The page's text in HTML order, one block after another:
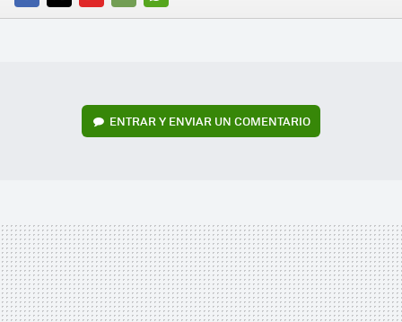
FACEBOOK
TWITTERFLIPBOARD
E-
WHATSAPP
ENTRAR Y ENVIAR UN COMENTARIO